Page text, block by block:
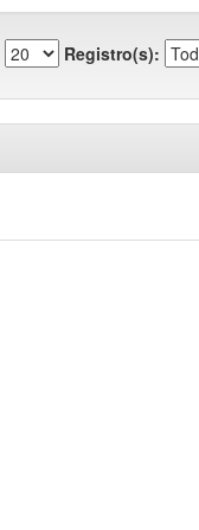
Registro(s):